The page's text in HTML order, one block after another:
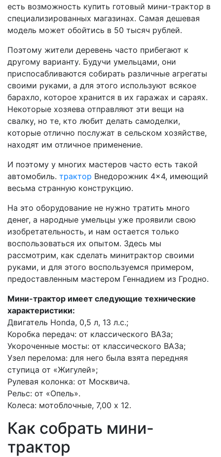
есть возможность купить готовый мини-трактор в
специализированных магазинах. Самая дешевая
модель может обойтись в 50 тысяч рублей.
Поэтому жители деревень часто прибегают к
другому варианту. Будучи умельцами, они
приспосабливаются собирать различные агрегаты
своими руками, а для этого используют всякое
барахло, которое хранится в их гаражах и сараях.
Некоторые хозяева отправляют эти вещи на
свалку, но те, кто любит делать самоделки,
которые отлично послужат в сельском хозяйстве,
находят им отличное применение.
И поэтому у многих мастеров часто есть такой
автомобиль. трактор Внедорожник 4×4, имеющий
весьма странную конструкцию.
На это оборудование не нужно тратить много
денег, а народные умельцы уже проявили свою
изобретательность, и нам остается только
воспользоваться их опытом. Здесь мы
рассмотрим, как сделать минитрактор своими
руками, и для этого воспользуемся примером,
предоставленным мастером Геннадием из Гродно.
Мини-трактор имеет следующие технические
характеристики:
Двигатель Honda, 0,5 л, 13 л.с.;
Коробка передач: от классического ВАЗа;
Укороченные мосты: от классического ВАЗа;
Узел перелома: для него была взята передняя
ступица от «Жигулей»;
Рулевая колонка: от Москвича.
Рельс: от «Опель».
Колеса: мотоблочные, 7,00 х 12.
Как собрать мини-
трактор